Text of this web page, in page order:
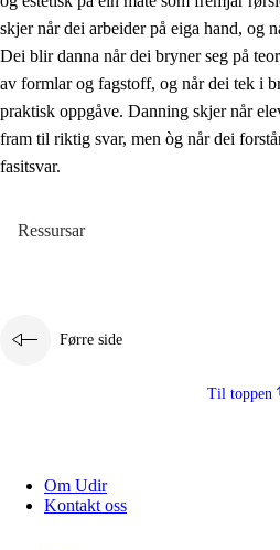
skjer når dei arbeider på eiga hand, og
Dei blir danna når dei bryner seg på
av formlar og fagstoff, og når dei tek i
praktisk oppgåve. Danning skjer når
fram til riktig svar, men òg når dei
fasitsvar.
Ressursar
Førre side
Til toppen
Om Udir
Kontakt oss